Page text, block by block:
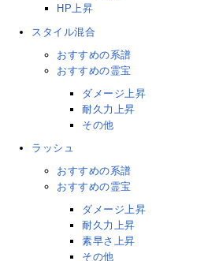
HP上昇
スタイル混合
おすすめの系譜
おすすめの霊宝
ダメージ上昇
耐久力上昇
その他
ラッシュ
おすすめの系譜
おすすめの霊宝
ダメージ上昇
耐久力上昇
素早さ上昇
その他